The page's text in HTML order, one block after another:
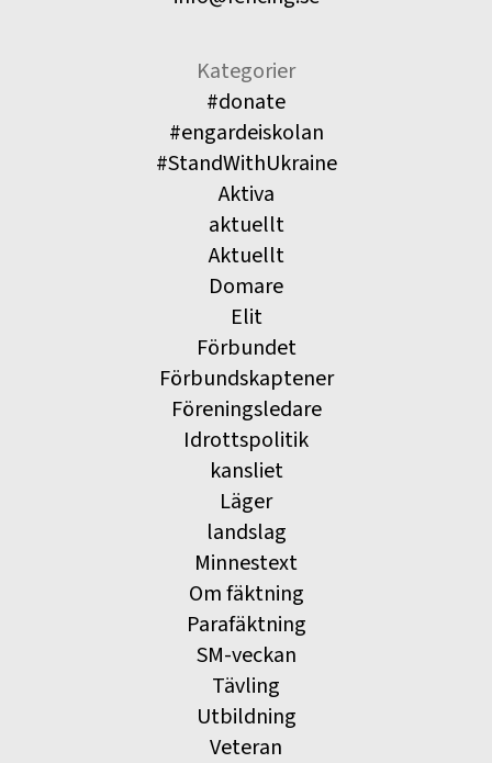
Kategorier
#donate
#engardeiskolan
#StandWithUkraine
Aktiva
aktuellt
Aktuellt
Domare
Elit
Förbundet
Förbundskaptener
Föreningsledare
Idrottspolitik
kansliet
Läger
landslag
Minnestext
Om fäktning
Parafäktning
SM-veckan
Tävling
Utbildning
Veteran